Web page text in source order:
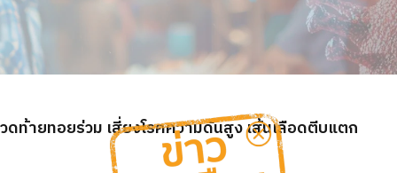
ท้ายทอยร่วม เสี่ยงโรคความดันสูง เส้นเลือดตีบแตก